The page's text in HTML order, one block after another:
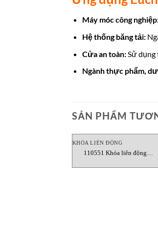
Máy móc công
Hệ thống băng tải:
Cửa an toàn:Sử dụng
Ngành thực phẩm,
SẢN PHẨM
KHÓA LIÊN ĐỘNG
110551 Khóa liên động